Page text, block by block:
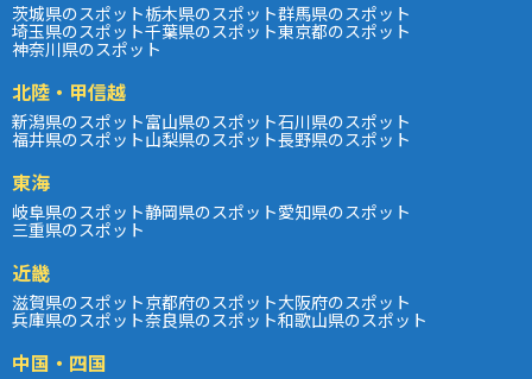
茨城県のスポット栃木県のスポット群馬県のスポット
埼玉県のスポット千葉県のスポット東京都のスポット
神奈川県のスポット
北陸・甲信越
新潟県のスポット富山県のスポット石川県のスポット
福井県のスポット山梨県のスポット長野県のスポット
東海
岐阜県のスポット静岡県のスポット愛知県のスポット
三重県のスポット
近畿
滋賀県のスポット京都府のスポット大阪府のスポット
兵庫県のスポット奈良県のスポット和歌山県のスポット
中国・四国